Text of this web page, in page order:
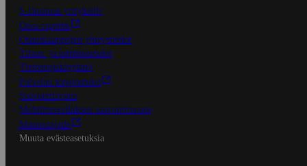
S-Business yrityksille
Oiva-raportit
Osuuskauppojen yhteystiedot
Tilaus- ja toimitusehdot
Tietosuojakäytäntö
Palvelun käyttöehdot
Saavutettavuus
Mobiilisovelluksen saavutettavuus
Mainostajalle
Muuta evästeasetuksia